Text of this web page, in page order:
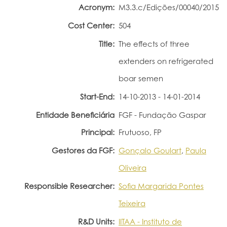
Acronym: M3.3.c/Edições/00040/2015
Cost Center: 504
Title: The effects of three
extenders on refrigerated
boar semen
Start-End: 14-10-2013 - 14-01-2014
Entidade Beneficiária
Principal:
FGF - Fundação Gaspar
Frutuoso, FP
Gestores da FGF: Gonçalo Goulart, Paula
Oliveira
Responsible Researcher: Sofia Margarida Pontes
Teixeira
R&D Units: IITAA - Instituto de